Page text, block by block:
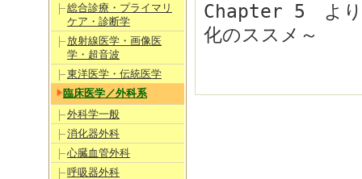
総合診療・プライマリ
ケア・診断学
放射線医学・画像医
学・超音波
東洋医学・伝統医学
臨床医学／外科系
外科学一般
消化器外科
心臓血管外科
呼吸器外科
Chapter 5 より
化のススメ～